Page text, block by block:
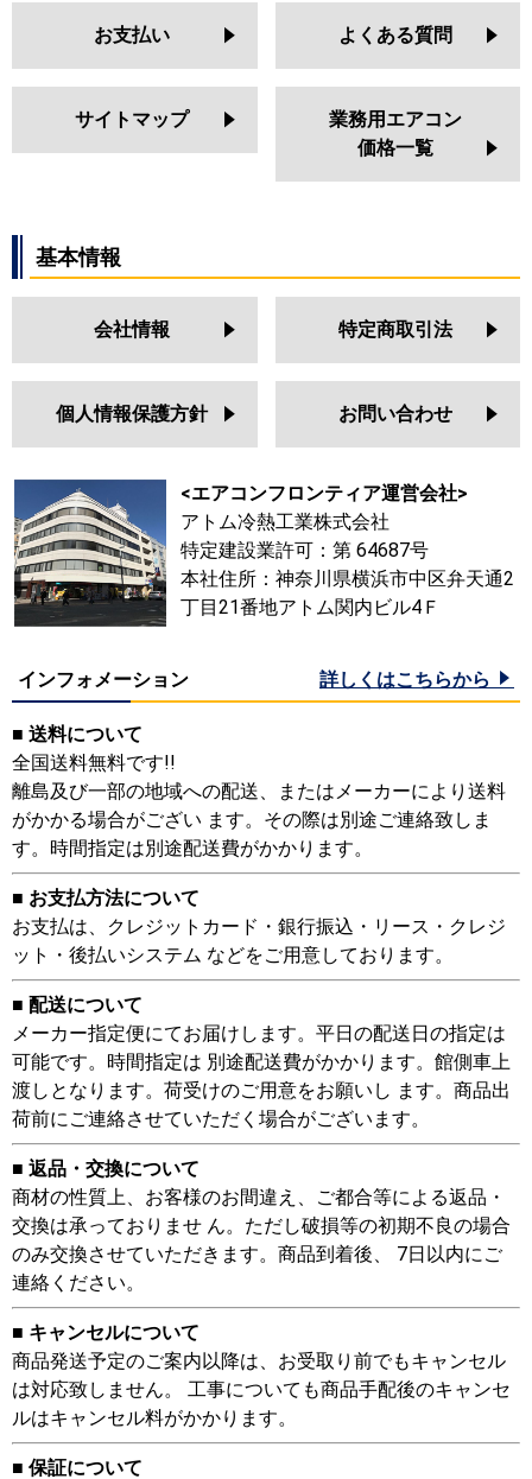
お支払い よくある質問
サイトマップ
業務用エアコン
価格一覧
基本情報
会社情報 特定商取引法
個人情報保護方針 お問い合わせ
<エアコンフロンティア運営会社>
アトム冷熱工業株式会社
特定建設業許可：第 64687号
本社住所：神奈川県横浜市中区弁天通2
丁目21番地アトム関内ビル4Ｆ
インフォメーション 詳しくはこちらから
■ 送料について
全国送料無料です!!
離島及び一部の地域への配送、またはメーカーにより送料
がかかる場合がござい ます。その際は別途ご連絡致しま
す。時間指定は別途配送費がかかります。
■ お支払方法について
お支払は、クレジットカード・銀行振込・リース・クレジ
ット・後払いシステム などをご用意しております。
■ 配送について
メーカー指定便にてお届けします。平日の配送日の指定は
可能です。時間指定は 別途配送費がかかります。館側車上
渡しとなります。荷受けのご用意をお願いし ます。商品出
荷前にご連絡させていただく場合がございます。
■ 返品・交換について
商材の性質上、お客様のお間違え、ご都合等による返品・
交換は承っておりませ ん。ただし破損等の初期不良の場合
のみ交換させていただきます。商品到着後、 7日以内にご
連絡ください。
■ キャンセルについて
商品発送予定のご案内以降は、お受取り前でもキャンセル
は対応致しません。 工事についても商品手配後のキャンセ
ルはキャンセル料がかかります。
■ 保証について